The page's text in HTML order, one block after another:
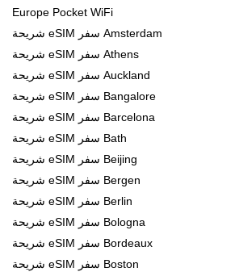
Europe Pocket WiFi
شريحة eSIM سفر Amsterdam
شريحة eSIM سفر Athens
شريحة eSIM سفر Auckland
شريحة eSIM سفر Bangalore
شريحة eSIM سفر Barcelona
شريحة eSIM سفر Bath
شريحة eSIM سفر Beijing
شريحة eSIM سفر Bergen
شريحة eSIM سفر Berlin
شريحة eSIM سفر Bologna
شريحة eSIM سفر Bordeaux
شريحة eSIM سفر Boston